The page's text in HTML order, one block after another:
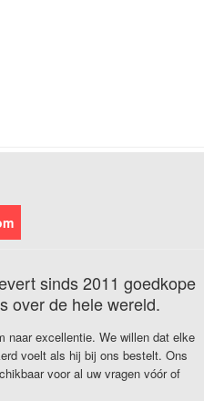
sinds 2011 goedkope
over de hele wereld.
naar excellentie. We willen dat elke
voelt als hij bij ons bestelt. Ons
voor al uw vragen vóór of